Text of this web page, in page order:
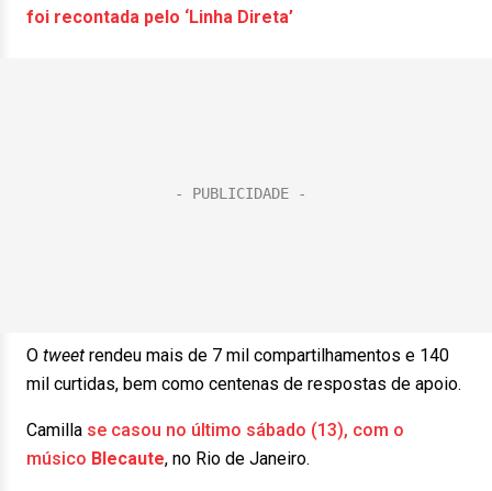
foi recontada pelo ‘Linha Direta’
O tweet rendeu mais de 7 mil compartilhamentos e 140
mil curtidas, bem como centenas de respostas de apoio.
Camilla se casou no último sábado (13), com o
músico Blecaute, no Rio de Janeiro.